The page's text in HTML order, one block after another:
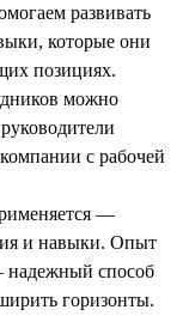
развивать
которые они
позициях.
можно
с рабочей
—
и навыки. Опыт
надежный способ
горизонты.